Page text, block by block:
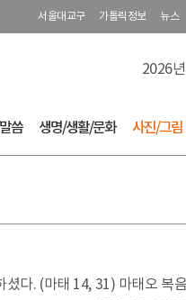
서울대교구 가톨릭정보 뉴스
2026
씀 생명/생활/문화 사진/그림
셨다. (마태 14, 31) 마태오 복